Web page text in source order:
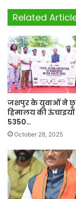
Related
जशपुर के युवाओं ने
हिमालय की ऊंचाइयों
5350…
October 28, 2025